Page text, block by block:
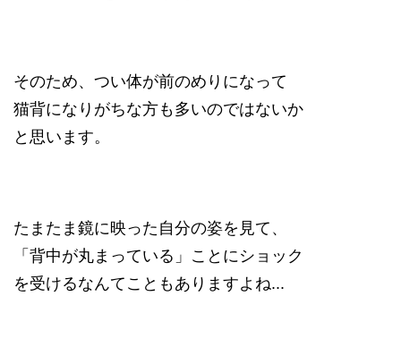
そのため、つい体が前のめりになって
猫背になりがちな方も多いのではないか
と思います。
たまたま鏡に映った自分の姿を見て、
「背中が丸まっている」ことにショック
を受けるなんてこともありますよね...